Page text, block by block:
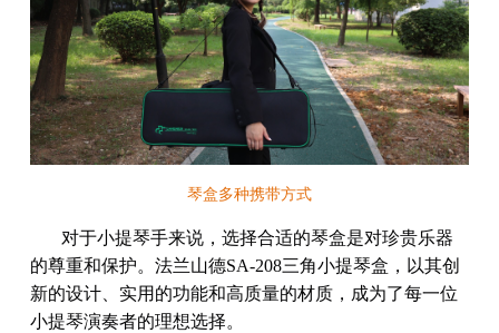
琴盒多种携带方式
对于小提琴手来说，选择合适的琴盒是对珍贵乐器
的尊重和保护。法兰山德SA-208三角小提琴盒，以其创
新的设计、实用的功能和高质量的材质，成为了每一位
小提琴演奏者的理想选择。